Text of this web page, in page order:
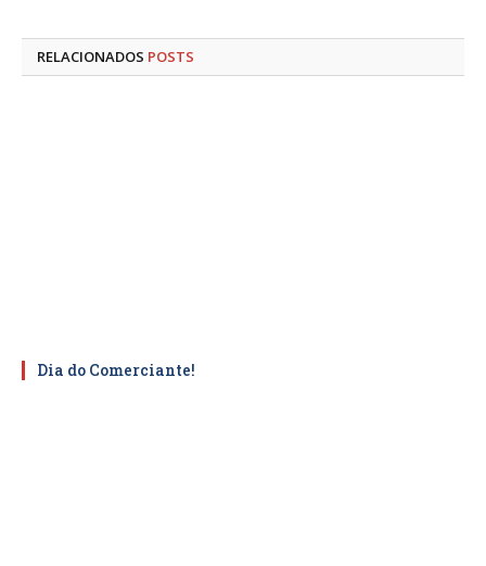
RELACIONADOS POSTS
Dia do Comerciante!